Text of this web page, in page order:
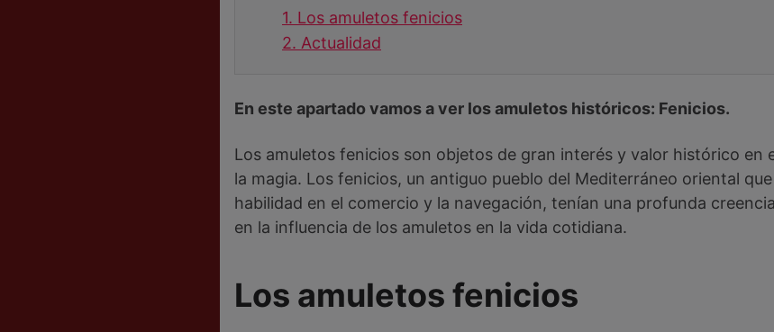
1. Los amuletos fenicios
2. Actualidad
En este apartado vamos a ver los amuletos históricos: Fenicios.
Los amuletos fenicios son objetos de gran interés y valor histórico en
la magia. Los fenicios, un antiguo pueblo del Mediterráneo oriental
habilidad en el comercio y la navegación, tenían una profunda
en la influencia de los amuletos en la vida cotidiana.
Los amuletos fenicios